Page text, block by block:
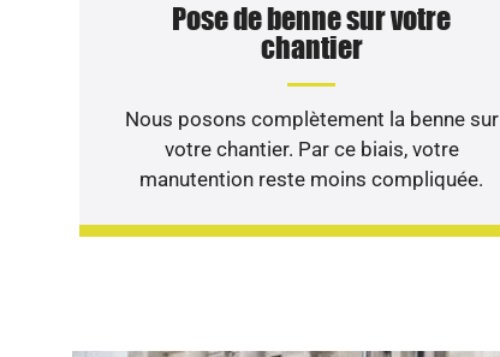
Pose de benne sur votre
chantier
Nous posons complètement la benne sur
votre chantier. Par ce biais, votre
manutention reste moins compliquée.